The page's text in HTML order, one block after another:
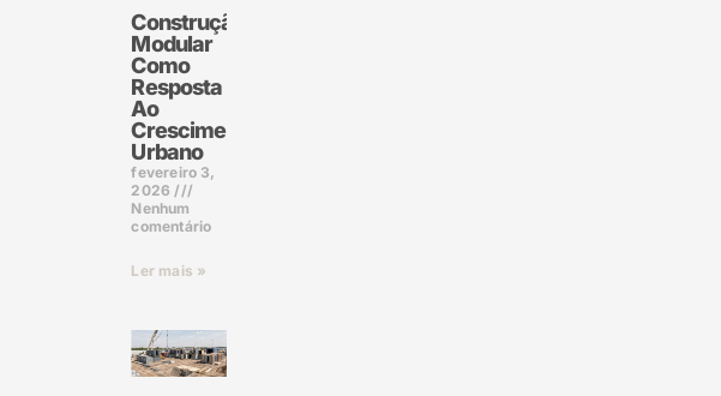
Construção
Modular
Como
Resposta
Ao
Crescimento
Urbano
fevereiro 3,
2026
Nenhum
comentário
Ler mais »